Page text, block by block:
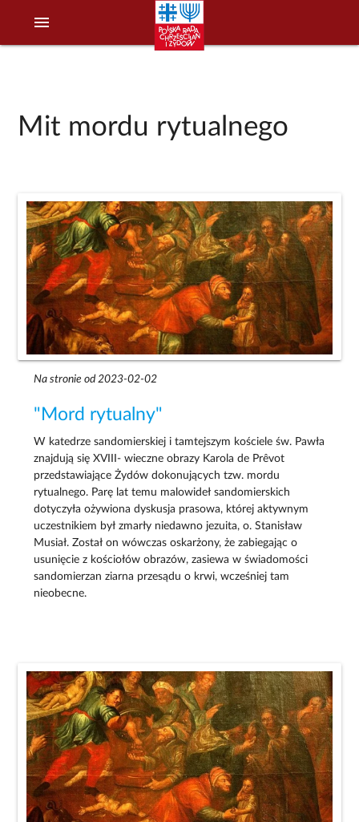
menu
Mit mordu rytualnego
Na stronie od 2023-02-02
"Mord rytualny"
W katedrze sandomierskiej i tamtejszym kościele św. Pawła
znajdują się XVIII- wieczne obrazy Karola de Prêvot
przedstawiające Żydów dokonujących tzw. mordu
rytualnego. Parę lat temu malowideł sandomierskich
dotyczyła ożywiona dyskusja prasowa, której aktywnym
uczestnikiem był zmarły niedawno jezuita, o. Stanisław
Musiał. Został on wówczas oskarżony, że zabiegając o
usunięcie z kościołów obrazów, zasiewa w świadomości
sandomierzan ziarna przesądu o krwi, wcześniej tam
nieobecne.